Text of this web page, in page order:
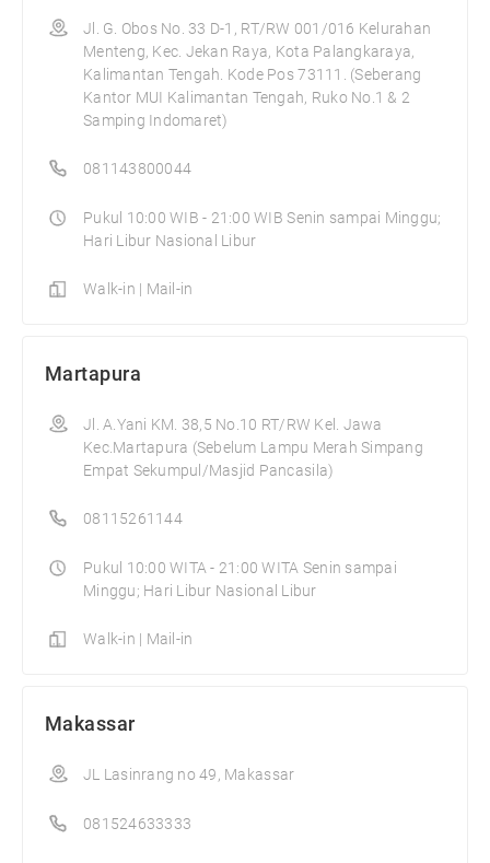
Jl. G. Obos No. 33 D-1, RT/RW 001/016 Kelurahan
Menteng, Kec. Jekan Raya, Kota Palangkaraya,
Kalimantan Tengah. Kode Pos 73111. (Seberang
Kantor MUI Kalimantan Tengah, Ruko No.1 & 2
Samping Indomaret)
081143800044
Pukul 10:00 WIB - 21:00 WIB Senin sampai Minggu;
Hari Libur Nasional Libur
Walk-in | Mail-in
Martapura
Jl. A.Yani KM. 38,5 No.10 RT/RW Kel. Jawa
Kec.Martapura (Sebelum Lampu Merah Simpang
Empat Sekumpul/Masjid Pancasila)
08115261144
Pukul 10:00 WITA - 21:00 WITA Senin sampai
Minggu; Hari Libur Nasional Libur
Walk-in | Mail-in
Makassar
JL Lasinrang no 49, Makassar
081524633333